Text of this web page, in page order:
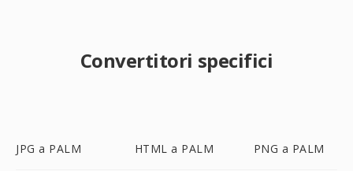
Convertitori specifici
JPG a PALM HTML a PALM PNG a PALM